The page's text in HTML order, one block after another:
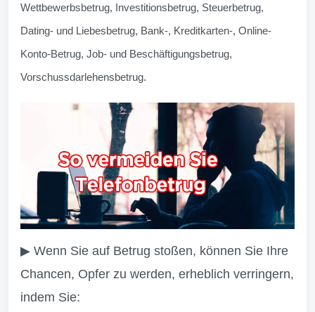
Wettbewerbsbetrug, Investitionsbetrug, Steuerbetrug,
Dating- und Liebesbetrug, Bank-, Kreditkarten-, Online-
Konto-Betrug, Job- und Beschäftigungsbetrug,
Vorschussdarlehensbetrug.
▶ Wenn Sie auf Betrug stoßen, können Sie Ihre
Chancen, Opfer zu werden, erheblich verringern,
indem Sie: